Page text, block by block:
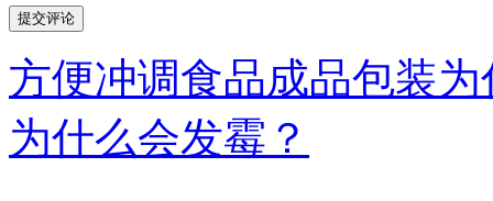
方便冲调食品成品包装
为什么会发霉？